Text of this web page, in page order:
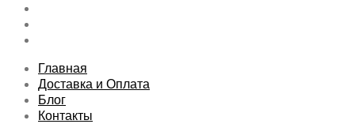
content
Главная
Доставка и Оплата
Блог
Контакты